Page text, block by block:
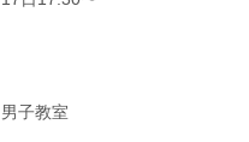
男子教室